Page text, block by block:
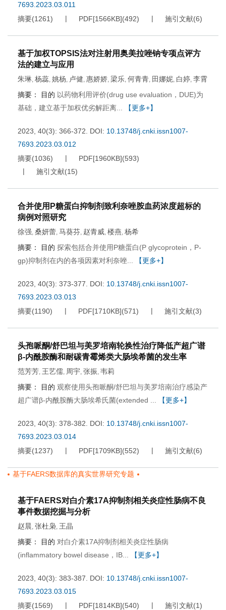
7693.2023.03.011
摘要(1261) PDF[1566KB](492) 施引文献(6)
基于加权TOPSIS法对注射用奥美拉唑钠专项点评方
法的建立与应用
朱琳, 杨蕊, 姚杨, 卢健, 惠娇娇, 梁乐, 何青青, 田娜妮, 白婷, 李霄
摘要：
目的 以药物利用评价(drug use evaluation，DUE)为
基础，建立基于加权优劣解距离...
【更多+】
2023, 40(3): 366-372. DOI: 10.13748/j.cnki.issn1007-
7693.2023.03.012
摘要(1036) PDF[1960KB](593)
施引文献(15)
合并使用P糖蛋白抑制剂致利奈唑胺血药浓度超标的
病例对照研究
徐强, 桑妍蕾, 马葵芬, 赵青威, 楼燕, 杨希
摘要：
目的 探索包括合并使用P糖蛋白(P glycoprotein，P-
gp)抑制剂在内的各项因素对利奈唑...
【更多+】
2023, 40(3): 373-377. DOI: 10.13748/j.cnki.issn1007-
7693.2023.03.013
摘要(1190) PDF[1710KB](571) 施引文献(3)
头孢哌酮/舒巴坦与美罗培南轮换性治疗降低产超广谱
β-内酰胺酶和耐碳青霉烯类大肠埃希菌的发生率
范芳芳, 王艺儒, 周宇, 张振, 韦莉
摘要：
目的 观察使用头孢哌酮/舒巴坦与美罗培南治疗感染产
超广谱β-内酰胺酶大肠埃希氏菌(extended ...
【更多+】
2023, 40(3): 378-382. DOI: 10.13748/j.cnki.issn1007-
7693.2023.03.014
摘要(1237) PDF[1709KB](552) 施引文献(6)
基于FAERS数据库的真实世界研究专题
基于FAERS对白介素17A抑制剂相关炎症性肠病不良
事件数据挖掘与分析
赵晨, 张杜枭, 王晶
摘要：
目的 对白介素17A抑制剂相关炎症性肠病
(inflammatory bowel disease，IB...
【更多+】
2023, 40(3): 383-387. DOI: 10.13748/j.cnki.issn1007-
7693.2023.03.015
摘要(1569) PDF[1814KB](540) 施引文献(1)